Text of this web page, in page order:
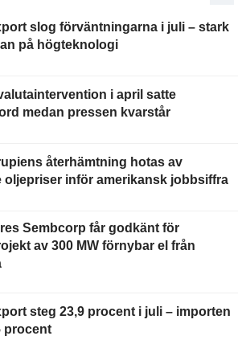
slog förväntningarna i juli – stark
på högteknologi
i april satte
medan pressen kvarstår
återhämtning hotas av
oljepriser inför amerikansk jobbsiffra
Sembcorp får godkänt för
av 300 MW förnybar el från
steg 23,9 procent i juli – importen
procent